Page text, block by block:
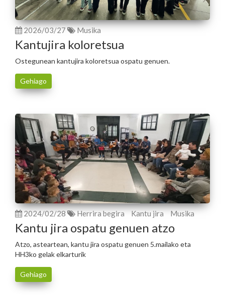
2026/03/27 Musika
Kantujira koloretsua
Ostegunean kantujira koloretsua ospatu genuen.
Gehiago
2024/02/28 Herrira begira Kantu jira Musika
Kantu jira ospatu genuen atzo
Atzo, asteartean, kantu jira ospatu genuen 5.mailako eta
HH3ko gelak elkarturik
Gehiago